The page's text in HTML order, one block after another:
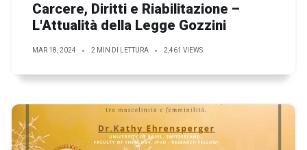
Carcere, Diritti e Riabilitazione –
L'Attualità della Legge Gozzini
MAR 18, 2024 2 MIN DI LETTURA 2,461 VIEWS